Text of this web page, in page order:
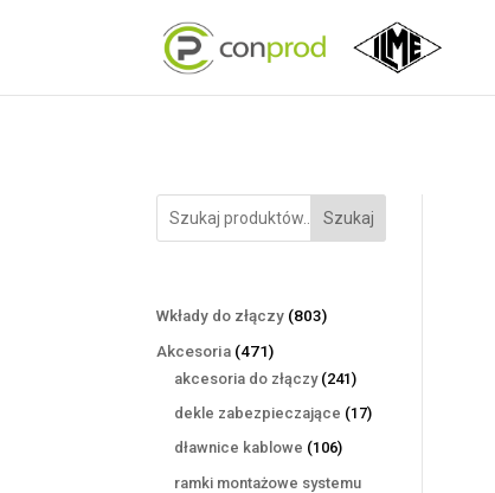
Szukaj
Wkłady do złączy 803803
Akcesoria 471471
produktów
akcesoria do złączy 241241
produktów
dekle zabezpieczające 1717
dławnice kablowe 106106
ramki montażowe systemu